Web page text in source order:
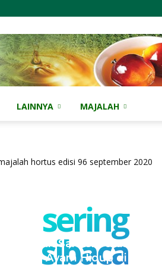
LAINNYA MAJALAH
sering
sibaca
Kementan Sanksi Perusahaan
NH, Jual Ayam Hidup di Bawah